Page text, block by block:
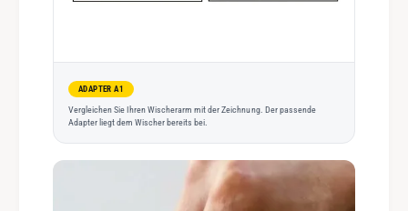
ADAPTER A1
Vergleichen Sie Ihren Wischerarm mit der Zeichnung. Der passende
Adapter liegt dem Wischer bereits bei.